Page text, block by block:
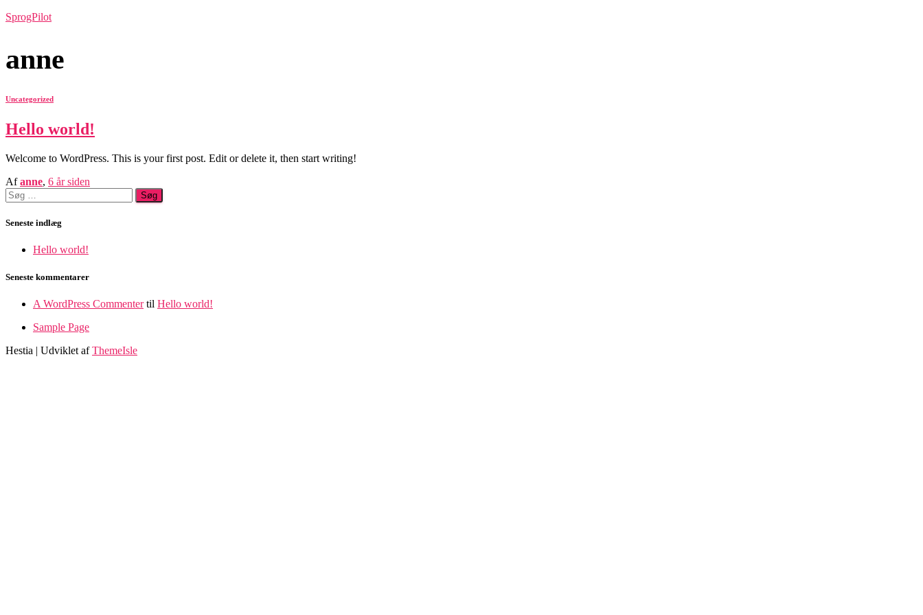
SprogPilot
anne
Uncategorized
Hello world!
Welcome to WordPress. This is your first post. Edit or delete it, then start writing!
Afanne, 6 årsiden
Søg
efter:
Seneste indlæg
Hello world!
Seneste kommentarer
A WordPress Commentertil Hello world!
Sample Page
Hestia | Udviklet afThemeIsle